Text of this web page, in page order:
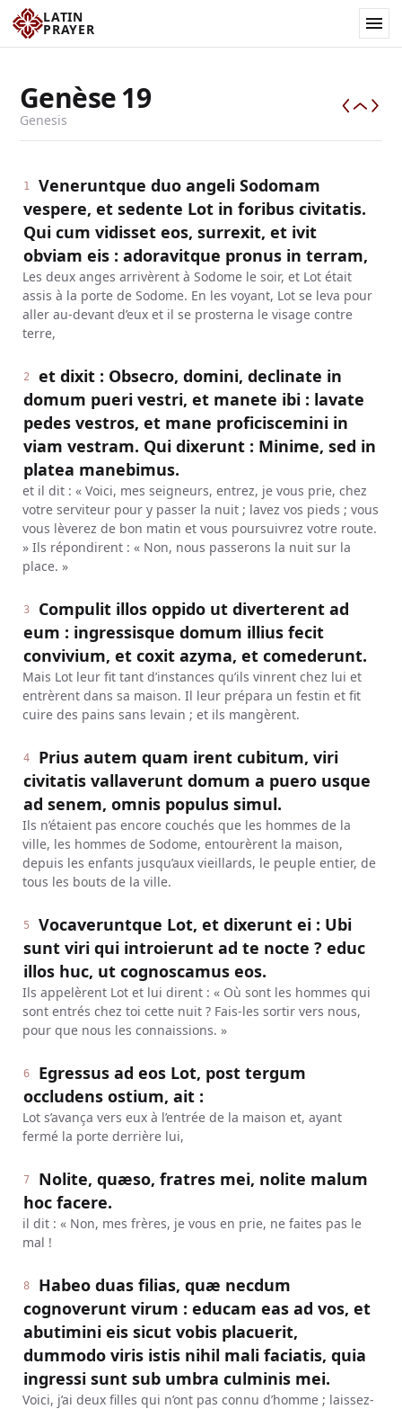
LATIN
PRAYER
Genèse19
Genesis
1
Veneruntque duo angeli Sodomam
vespere, et sedente Lot in foribus civitatis.
Qui cum vidisset eos, surrexit, et ivit
obviam eis : adoravitque pronus in terram,
Les deux anges arrivèrent à Sodome le soir, et Lot était
assis à la porte de Sodome. En les voyant, Lot se leva pour
aller au-devant d’eux et il se prosterna le visage contre
terre,
2
et dixit : Obsecro, domini, declinate in
domum pueri vestri, et manete ibi : lavate
pedes vestros, et mane proficiscemini in
viam vestram. Qui dixerunt : Minime, sed in
platea manebimus.
et il dit : « Voici, mes seigneurs, entrez, je vous prie, chez
votre serviteur pour y passer la nuit ; lavez vos pieds ; vous
vous lèverez de bon matin et vous poursuivrez votre route.
» Ils répondirent : « Non, nous passerons la nuit sur la
place. »
3
Compulit illos oppido ut diverterent ad
eum : ingressisque domum illius fecit
convivium, et coxit azyma, et comederunt.
Mais Lot leur fit tant d’instances qu’ils vinrent chez lui et
entrèrent dans sa maison. Il leur prépara un festin et fit
cuire des pains sans levain ; et ils mangèrent.
4
Prius autem quam irent cubitum, viri
civitatis vallaverunt domum a puero usque
ad senem, omnis populus simul.
Ils n’étaient pas encore couchés que les hommes de la
ville, les hommes de Sodome, entourèrent la maison,
depuis les enfants jusqu’aux vieillards, le peuple entier, de
tous les bouts de la ville.
5
Vocaveruntque Lot, et dixerunt ei : Ubi
sunt viri qui introierunt ad te nocte ? educ
illos huc, ut cognoscamus eos.
Ils appelèrent Lot et lui dirent : « Où sont les hommes qui
sont entrés chez toi cette nuit ? Fais-les sortir vers nous,
pour que nous les connaissions. »
6
Egressus ad eos Lot, post tergum
occludens ostium, ait :
Lot s’avança vers eux à l’entrée de la maison et, ayant
fermé la porte derrière lui,
7
Nolite, quæso, fratres mei, nolite malum
hoc facere.
il dit : « Non, mes frères, je vous en prie, ne faites pas le
mal !
8
Habeo duas filias, quæ necdum
cognoverunt virum : educam eas ad vos, et
abutimini eis sicut vobis placuerit,
dummodo viris istis nihil mali faciatis, quia
ingressi sunt sub umbra culminis mei.
Voici, j’ai deux filles qui n’ont pas connu d’homme ; laissez-